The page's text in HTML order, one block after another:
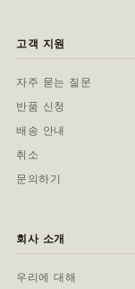
고객 지원
자주 묻는 질문
반품 신청
배송 안내
취소
문의하기
회사 소개
우리에 대해